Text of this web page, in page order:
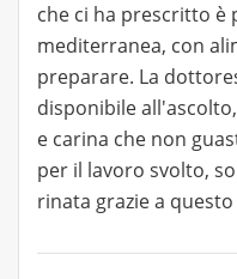
che ci ha prescritto è
mediterranea, con
preparare. La
disponibile
e carina che non
per il lavoro svolto,
rinata grazie a